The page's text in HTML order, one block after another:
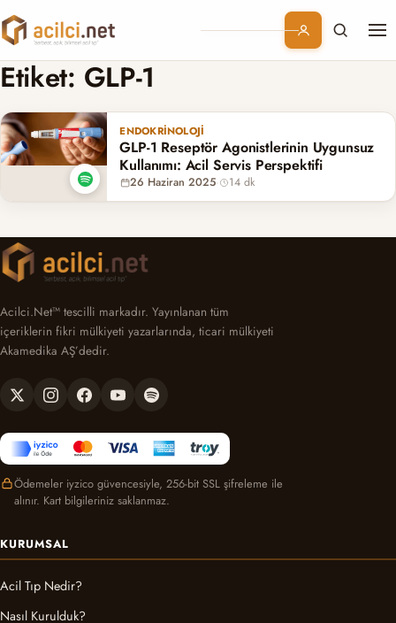
Branşlar
Konular
Kurumsal
Etiket: GLP-1
ENDOKRINOLOJI
GLP-1 Reseptör Agonistlerinin Uygunsuz
Kullanımı: Acil Servis Perspektifi
26 Haziran 2025· 14 dk
Acilci.Net™ tescilli markadır. Yayınlanan tüm
içeriklerin fikri mülkiyeti yazarlarında, ticari mülkiyeti
Akamedika AŞ’dedir.
Ödemeler iyzico güvencesiyle, 256-bit SSL şifreleme ile
alınır. Kart bilgileriniz saklanmaz.
KURUMSAL
Acil Tıp Nedir?
Nasıl Kurulduk?